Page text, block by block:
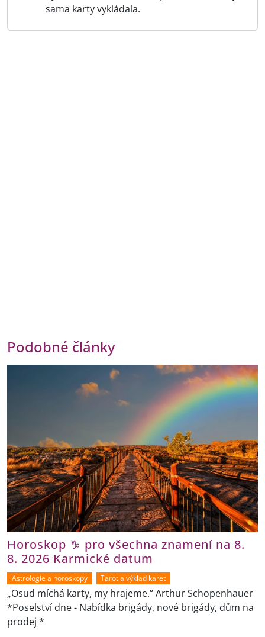
sama karty vykládala.
Podobné články
Horoskop ♑ pro všechna znamení na 8.
8. 2026 Karmické datum
Astrologie a horoskopy Tarot a výklad karet
„Osud míchá karty, my hrajeme.“ Arthur Schopenhauer
*Poselství dne - Nabídka brigády, nové brigády, dům na
prodej *